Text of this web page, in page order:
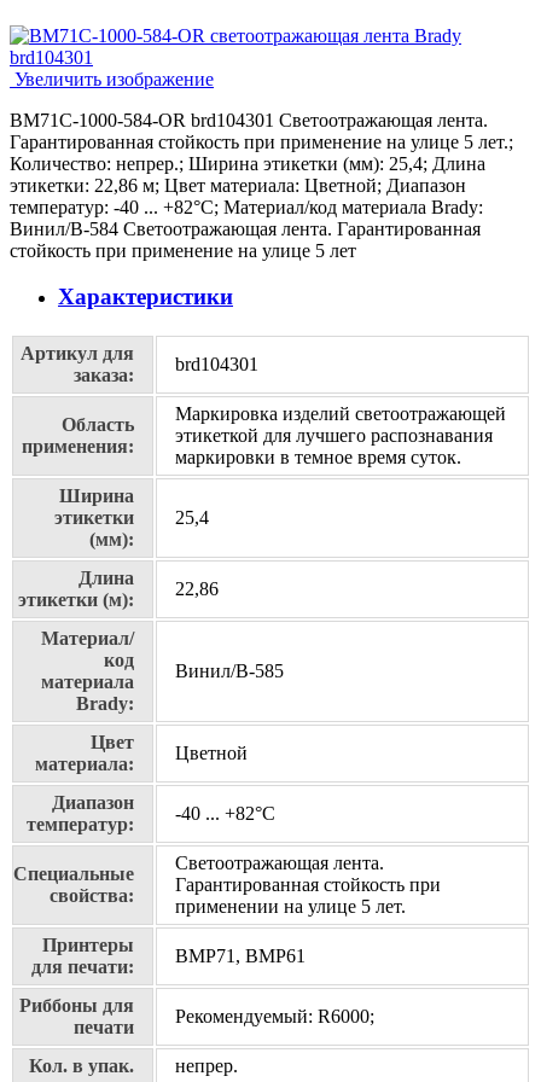
Увеличить изображение
BM71C-1000-584-OR brd104301 Светоотражающая лента.
Гарантированная стойкость при применение на улице 5 лет.;
Количество: непрер.; Ширина этикетки (мм): 25,4; Длина
этикетки: 22,86 м; Цвет материала: Цветной; Диапазон
температур: -40 ... +82°С; Материал/код материала Brady:
Винил/В-584 Светоотражающая лента. Гарантированная
стойкость при применение на улице 5 лет
Характеристики
Артикул для
заказа:
brd104301
Область
применения:
Маркировка изделий cветоотражающей
этикеткой для лучшего распознавания
маркировки в темное время суток.
Ширина
этикетки
(мм):
25,4
Длина
этикетки (м):
22,86
Материал/
код
материала
Brady:
Винил/В-585
Цвет
материала:
Цветной
Диапазон
температур:
-40 ... +82°С
Специальные
свойства:
Светоотражающая лента.
Гарантированная стойкость при
применении на улице 5 лет.
Принтеры
для печати:
BMP71, BMP61
Риббоны для
печати
Рекомендуемый: R6000;
Кол. в упак. непрер.